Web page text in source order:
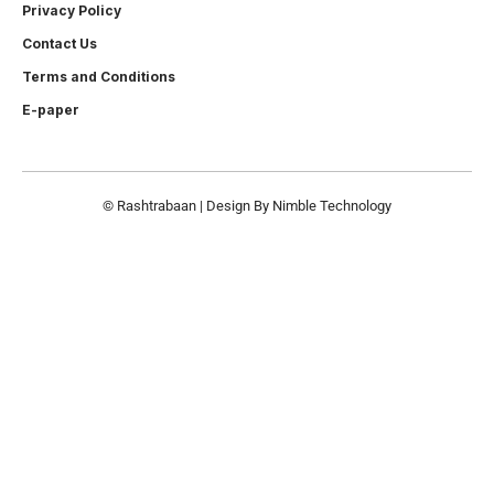
Privacy Policy
Contact Us
Terms and Conditions
E-paper
© Rashtrabaan | Design By Nimble Technology